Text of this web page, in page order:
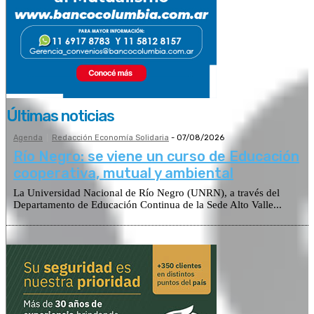
Últimas noticias
Agenda Redacción Economía Solidaria - 07/08/2026
Río Negro: se viene un curso de Educación
cooperativa, mutual y ambiental
La Universidad Nacional de Río Negro (UNRN), a través del
Departamento de Educación Continua de la Sede Alto Valle...